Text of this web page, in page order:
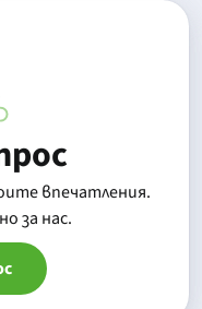
впечатления.
за нас.